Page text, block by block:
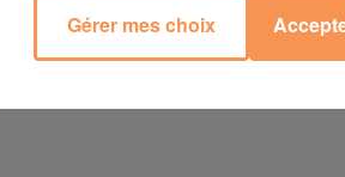
Gérer mes choix